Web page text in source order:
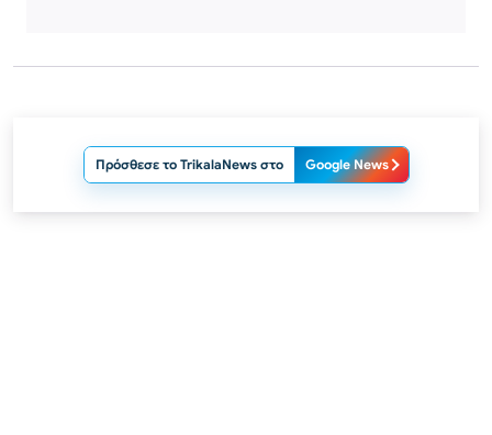
Πρόσθεσε το TrikalaNews στο Google News